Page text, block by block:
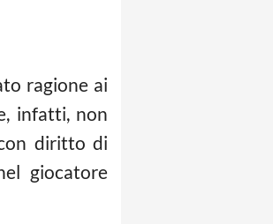
ragione ai
infatti, non
diritto di
giocatore